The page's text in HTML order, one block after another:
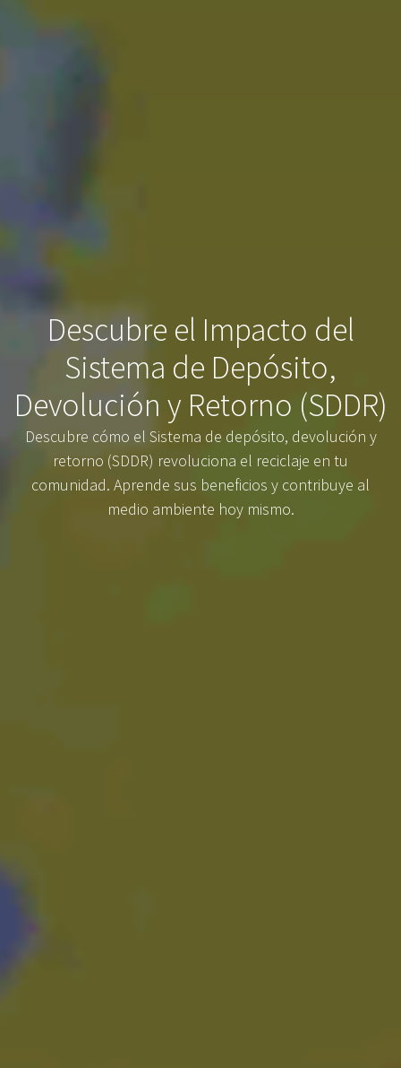
Descubre el Impacto del
Sistema de Depósito,
Devolución y Retorno (SDDR)
Descubre cómo el Sistema de depósito, devolución y
retorno (SDDR) revoluciona el reciclaje en tu
comunidad. Aprende sus beneficios y contribuye al
medio ambiente hoy mismo.